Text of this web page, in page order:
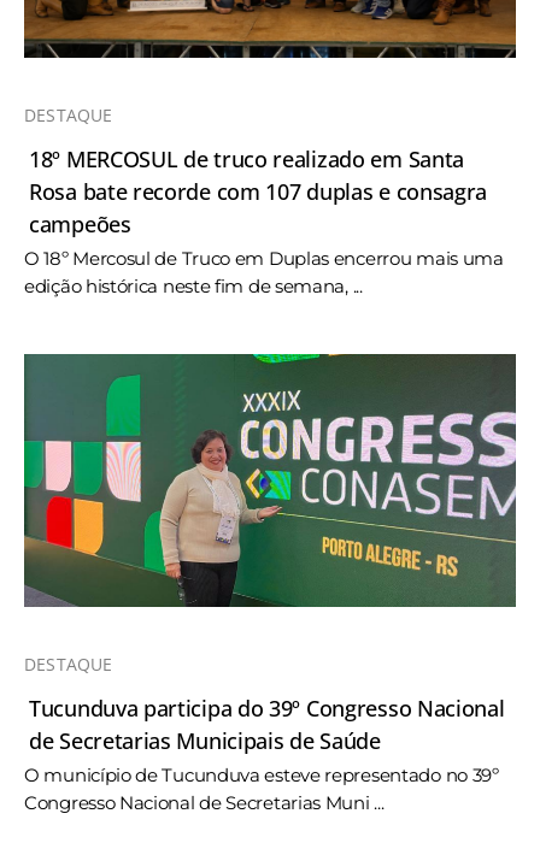
DESTAQUE
18º MERCOSUL de truco realizado em Santa
Rosa bate recorde com 107 duplas e consagra
campeões
O 18º Mercosul de Truco em Duplas encerrou mais uma
edição histórica neste fim de semana, ...
DESTAQUE
Tucunduva participa do 39º Congresso Nacional
de Secretarias Municipais de Saúde
O município de Tucunduva esteve representado no 39º
Congresso Nacional de Secretarias Muni ...